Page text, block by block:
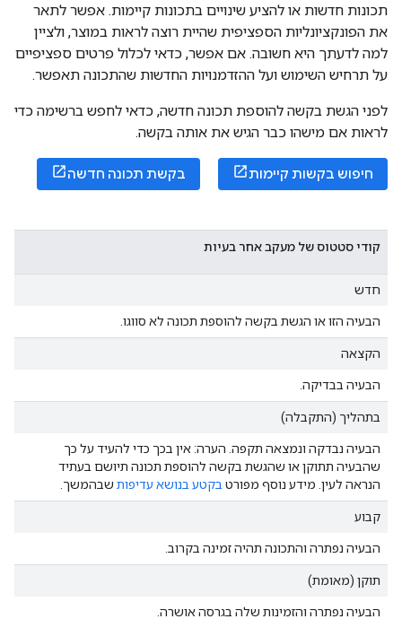
תכונות חדשות או להציע שינויים בתכונות קיימות. אפשר לתאר
את הפונקציונליות הספציפית שהיית רוצה לראות במוצר, ולציין
למה לדעתך היא חשובה. אם אפשר, כדאי לכלול פרטים ספציפיים
על תרחיש השימוש ועל ההזדמנויות החדשות שהתכונה תאפשר.
לפני הגשת בקשה להוספת תכונה חדשה, כדאי לחפש ברשימה כדי
לראות אם מישהו כבר הגיש את אותה בקשה.
חיפוש בקשות קיימות בקשת תכונה חדשה
קודי סטטוס של מעקב אחר בעיות
חדש
הבעיה הזו או הגשת בקשה להוספת תכונה לא סווגו.
הקצאה
הבעיה בבדיקה.
בתהליך (התקבלה)
הבעיה נבדקה ונמצאה תקפה. הערה: אין בכך כדי להעיד על כך
שהבעיה תתוקן או שהגשת בקשה להוספת תכונה תיושם בעתיד
הנראה לעין. מידע נוסף מפורט בקטע בנושא עדיפות שבהמשך.
קבוע
הבעיה נפתרה והתכונה תהיה זמינה בקרוב.
תוקן (מאומת)
הבעיה נפתרה והזמינות שלה בגרסה אושרה.